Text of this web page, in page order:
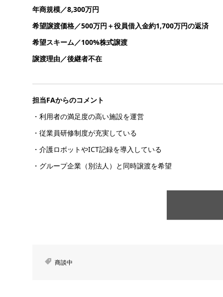
年商規模／8,300万円
希望譲渡価格／500万円＋役員借入金約1,700万円の返済
希望スキーム／100%株式譲渡
譲渡理由／後継者不在
担当FAからのコメント
・利用者の満足度の高い施設を運営
・従業員研修制度が充実している
・介護ロボットやICT記録を導入している
・グループ企業（別法人）と同時譲渡を希望
商談中